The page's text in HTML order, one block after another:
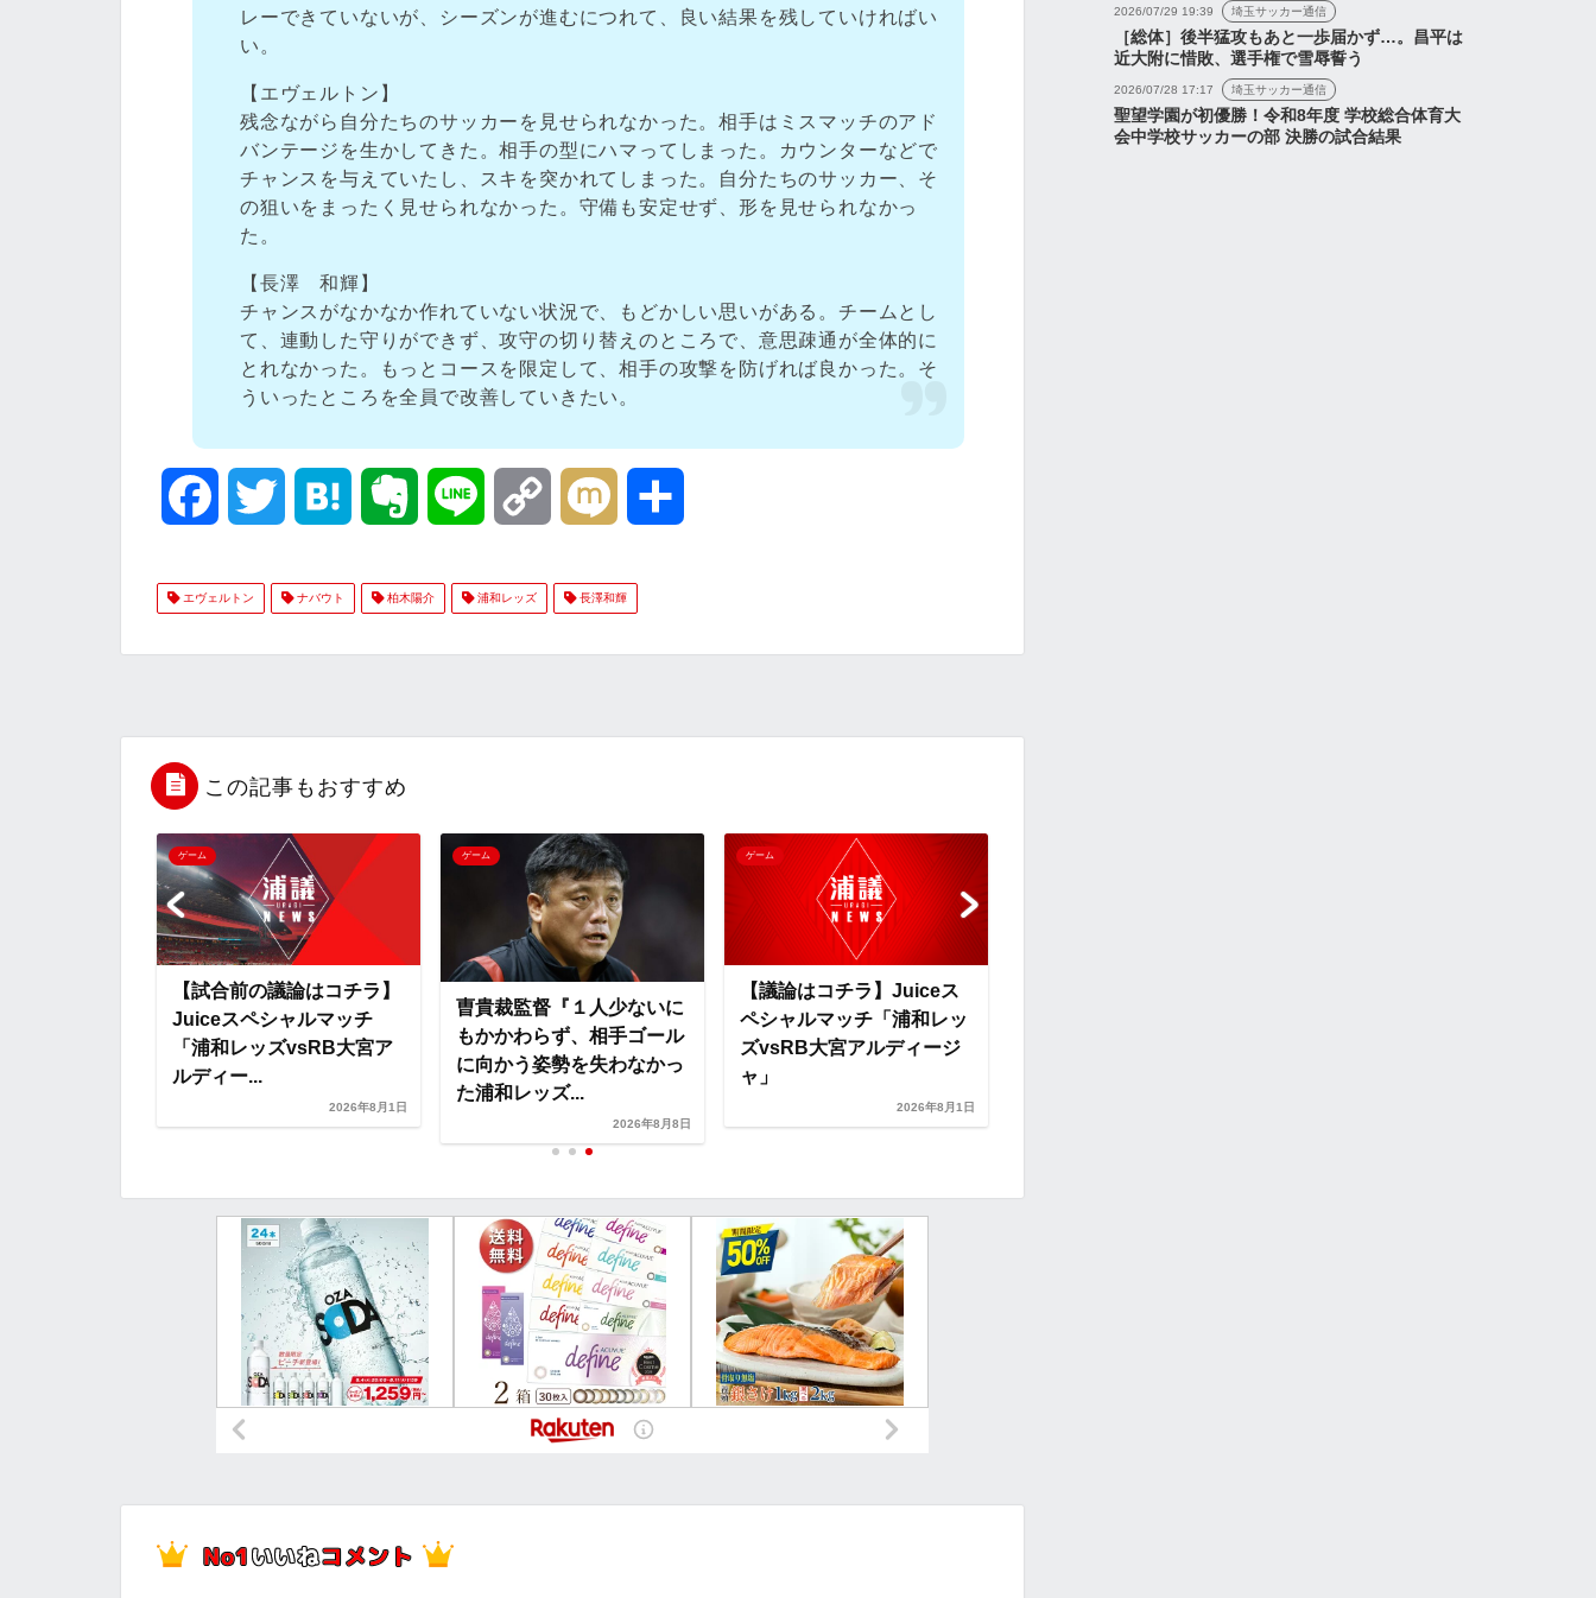
レーできていないが、シーズンが進むにつれて、良い結果を残していければい
い。
【エヴェルトン】
残念ながら自分たちのサッカーを見せられなかった。相手はミスマッチのアド
バンテージを生かしてきた。相手の型にハマってしまった。カウンターなどで
チャンスを与えていたし、スキを突かれてしまった。自分たちのサッカー、そ
の狙いをまったく見せられなかった。守備も安定せず、形を見せられなかっ
た。
【長澤 和輝】
チャンスがなかなか作れていない状況で、もどかしい思いがある。チームとし
て、連動した守りができず、攻守の切り替えのところで、意思疎通が全体的に
とれなかった。もっとコースを限定して、相手の攻撃を防げれば良かった。そ
ういったところを全員で改善していきたい。
c
o
o
k
i
e
r
t
a
e
t
n p
n
k
x
エヴェルトン ナバウト 柏木陽介 浦和レッズ 長澤和輝
この記事もおすすめ
ゲーム
【試合前の議論はコチラ】
Juiceスペシャルマッチ
「浦和レッズvsRB大宮ア
ルディー...
2026年8月1日
ゲーム
曺貴裁監督『１人少ないに
もかかわらず、相手ゴール
に向かう姿勢を失わなかっ
た浦和レッズ...
2026年8月8日
ゲーム
【議論はコチラ】Juiceス
ペシャルマッチ「浦和レッ
ズvsRB大宮アルディージ
ャ」
2026年8月1日
2026/07/29 19:39 埼玉サッカー通信
［総体］後半猛攻もあと一歩届かず…。昌平は
近大附に惜敗、選手権で雪辱誓う
2026/07/28 17:17 埼玉サッカー通信
聖望学園が初優勝！令和8年度 学校総合体育大
会中学校サッカーの部 決勝の試合結果